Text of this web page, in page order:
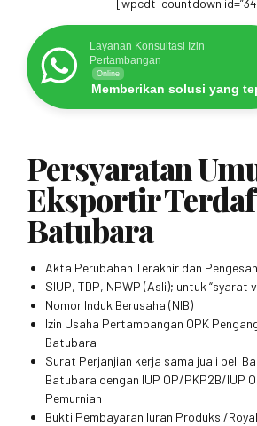
Layanan Konsultasi Izin
Pertambangan
Online
Memberikan solusi yang
Persyaratan
Eksportir
Batubara
Akta Perubahan Terakhir dan
SIUP, TDP, NPWP (Asli); untuk “syarat
Nomor Induk Berusaha (NIB)
Izin Usaha Pertambangan OPK
Batubara
Surat Perjanjian kerja sama juali beli
Batubara dengan IUP OP/PKP2B/IUP
Pemurnian
Bukti Pembayaran Iuran Produksi/